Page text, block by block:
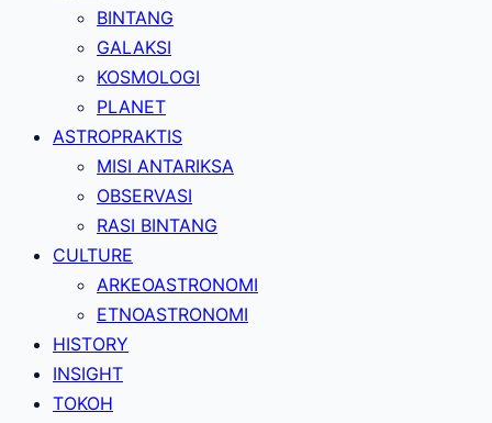
BINTANG
GALAKSI
KOSMOLOGI
PLANET
ASTROPRAKTIS
MISI ANTARIKSA
OBSERVASI
RASI BINTANG
CULTURE
ARKEOASTRONOMI
ETNOASTRONOMI
HISTORY
INSIGHT
TOKOH